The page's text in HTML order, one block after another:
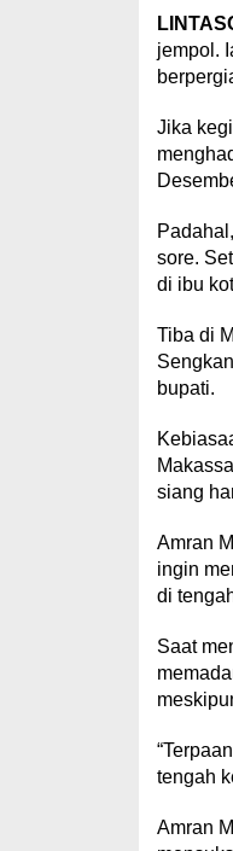
jempol.
Jika
sore.
di ibu
Tiba di
bupati.
siang
Amran
ingin
di
Saat
tengah
Amran